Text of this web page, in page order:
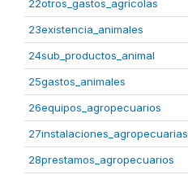
22otros_gastos_agricolas
23existencia_animales
24sub_productos_animal
25gastos_animales
26equipos_agropecuarios
27instalaciones_agropecuarias
28prestamos_agropecuarios